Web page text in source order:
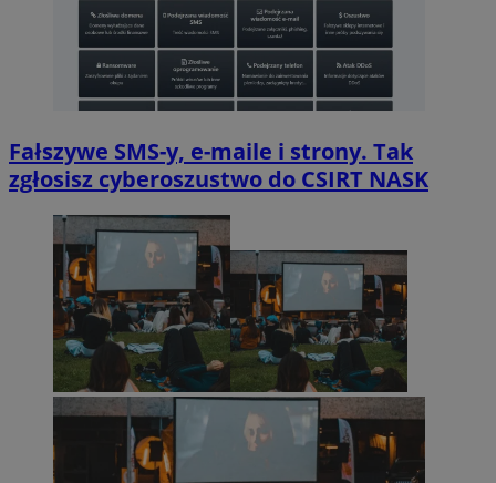
Fałszywe SMS-y, e-maile i strony. Tak
zgłosisz cyberoszustwo do CSIRT NASK